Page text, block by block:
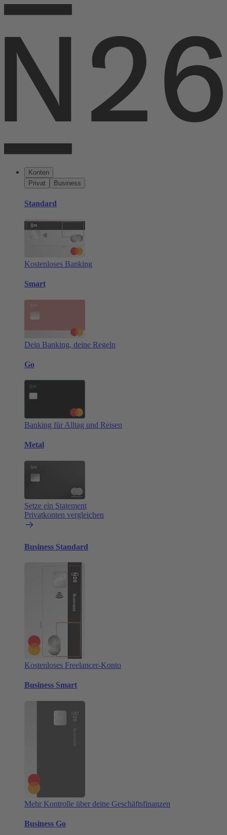
Konten
Privat
Business
Standard
Kostenloses Banking
Smart
Dein Banking, deine Regeln
Go
Banking für Alltag und Reisen
Metal
Setze ein Statement
Privatkonten vergleichen
Business Standard
Kostenloses Freelancer-Konto
Business Smart
Mehr Kontrolle über deine Geschäftsfinanzen
Business Go